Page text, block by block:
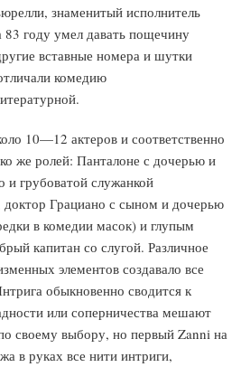
знаменитый исполнитель
году умел давать пощечину
вставные номера и шутки
комедию
10—12 актеров и соответственно
же ролей: Панталоне с дочерью и
грубоватой служанкой
Грациано с сыном и дочерью
в комедии масок) и глупым
капитан со слугой. Различное
элементов создавало все
обыкновенно сводится к
или соперничества мешают
своему выбору, но первый Zanni на
в руках все нити интриги,